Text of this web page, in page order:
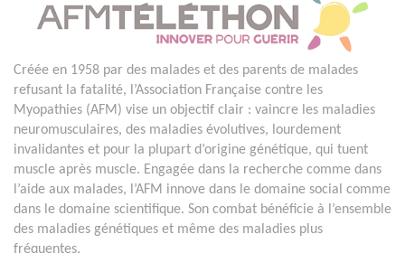
Créée en 1958 par des malades et des parents de malades
refusant la fatalité, l’Association Française contre les
Myopathies (AFM) vise un objectif clair : vaincre les maladies
neuromusculaires, des maladies évolutives, lourdement
invalidantes et pour la plupart d’origine génétique, qui tuent
muscle après muscle. Engagée dans la recherche comme dans
l’aide aux malades, l’AFM innove dans le domaine social comme
dans le domaine scientifique. Son combat bénéficie à l’ensemble
des maladies génétiques et même des maladies plus
fréquentes.